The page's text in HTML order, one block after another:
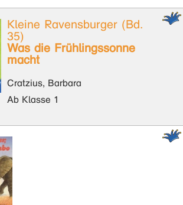
Kleine Ravensburger (Bd.
35)
Was die Frühlingssonne
macht
Cratzius, Barbara
Ab Klasse 1